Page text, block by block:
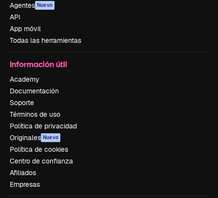
Agentes Nuevo
API
App móvil
Todas las herramientas
Información útil
Academy
Documentación
Soporte
Términos de uso
Política de privacidad
Originales Nuevo
Política de cookies
Centro de confianza
Afiliados
Empresas